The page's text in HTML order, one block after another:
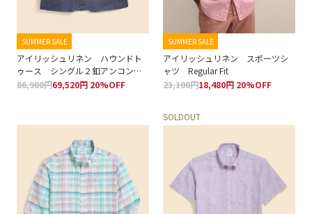
SUMMER SALE
アイリッシュリネン ハウンドト
ゥース シングル２釦アンコンジ
ャケット Classic
86,900円69,520円 20%OFF
SUMMER SALE
アイリッシュリネン スポーツシ
ャツ Regular Fit
23,100円18,480円 20%OFF
SOLDOUT